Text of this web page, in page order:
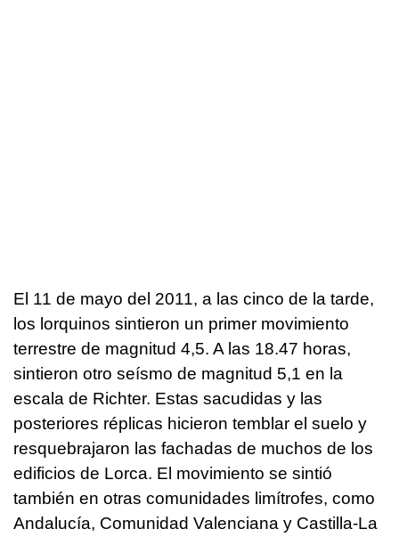
El 11 de mayo del 2011, a las cinco de la tarde,
los lorquinos sintieron un primer movimiento
terrestre de magnitud 4,5. A las 18.47 horas,
sintieron otro seísmo de magnitud 5,1 en la
escala de Richter. Estas sacudidas y las
posteriores réplicas hicieron temblar el suelo y
resquebrajaron las fachadas de muchos de los
edificios de Lorca. El movimiento se sintió
también en otras comunidades limítrofes, como
Andalucía, Comunidad Valenciana y Castilla-La